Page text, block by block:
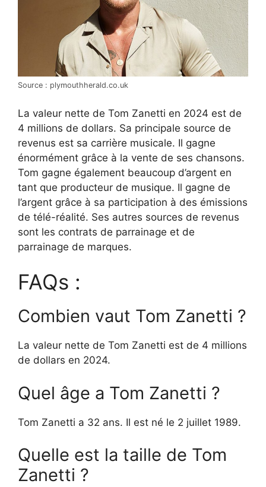
Source : plymouthherald.co.uk
La valeur nette de Tom Zanetti en 2024 est de
4 millions de dollars. Sa principale source de
revenus est sa carrière musicale. Il gagne
énormément grâce à la vente de ses chansons.
Tom gagne également beaucoup d’argent en
tant que producteur de musique. Il gagne de
l’argent grâce à sa participation à des émissions
de télé-réalité. Ses autres sources de revenus
sont les contrats de parrainage et de
parrainage de marques.
FAQs :
Combien vaut Tom Zanetti ?
La valeur nette de Tom Zanetti est de 4 millions
de dollars en 2024.
Quel âge a Tom Zanetti ?
Tom Zanetti a 32 ans. Il est né le 2 juillet 1989.
Quelle est la taille de Tom
Zanetti ?